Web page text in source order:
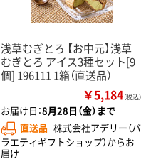
浅草むぎとろ 【お中元】浅草
むぎとろ アイス3種セット[9
個] 196111 1箱（直送品）
￥5,184（税込）
お届け日：8月28日（金）まで
直送品 株式会社アデリー（バ
ラエティギフトショップ）からお
届け